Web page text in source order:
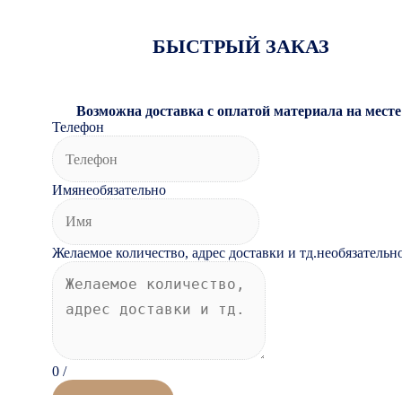
БЫСТРЫЙ ЗАКАЗ
Возможна доставка с оплатой материала на
Телефон
Имянеобязательно
Желаемое количество, адрес доставки и тд.
0 /